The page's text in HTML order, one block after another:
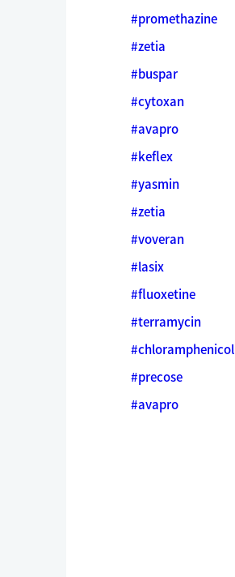
#promethazine
#zetia
#buspar
#cytoxan
#avapro
#keflex
#yasmin
#zetia
#voveran
#lasix
#fluoxetine
#terramycin
#chloramphenicol
#precose
#avapro